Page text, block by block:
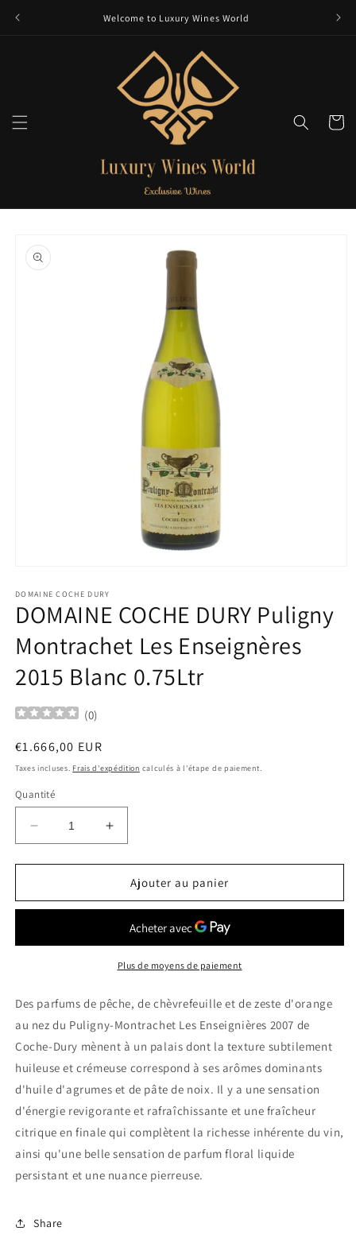
Welcome to Luxury Wines World
Panier
informations
produits
média
1
dans
fenêtre
modale
DOMAINE COCHE DURY
DOMAINE COCHE DURY Puligny
Montrachet Les Enseignères
2015 Blanc 0.75Ltr
(0)
Prix
habituel
€1.666,00 EUR
Taxes incluses. Frais d'expédition calculés à l'étape de paiement.
Quantité
Réduire
la
quantité
DOMAINE
Puligny
Enseignères
Blanc
0.75Ltr
Augmenter
la
quantité
DOMAINE
DURY
Puligny
Montrachet
Enseignères
Blanc
0.75Ltr
Ajouter au panier
Plus de moyens de paiement
Des parfums de pêche, de chèvrefeuille et de zeste d'orange
au nez du Puligny-Montrachet Les Enseignières 2007 de
Coche-Dury mènent à un palais dont la texture subtilement
huileuse et crémeuse correspond à ses arômes dominants
d'huile d'agrumes et de pâte de noix. Il y a une sensation
d'énergie revigorante et rafraîchissante et une fraîcheur
citrique en finale qui complètent la richesse inhérente du vin,
ainsi qu'une belle sensation de parfum floral liquide
persistant et une nuance pierreuse.
Share